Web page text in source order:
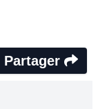
Partager